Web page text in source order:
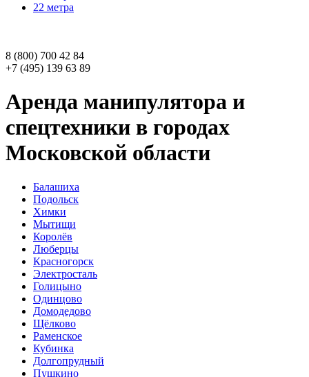
22 метра
8 (800) 700 42 84
+7 (495) 139 63 89
Аренда манипулятора и
спецтехники в городах
Московской области
Балашиха
Подольск
Химки
Мытищи
Королёв
Люберцы
Красногорск
Электросталь
Голицыно
Одинцово
Домодедово
Щёлково
Раменское
Кубинка
Долгопрудный
Пушкино